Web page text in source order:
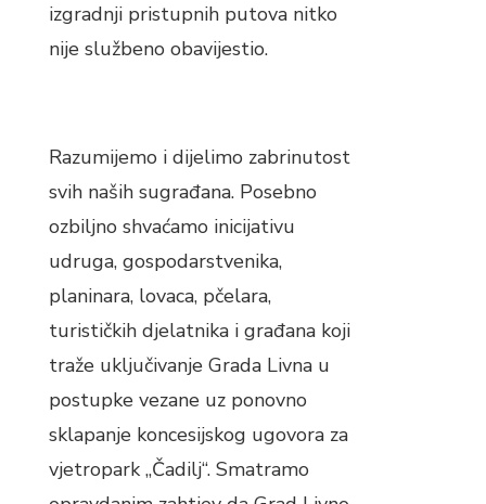
izgradnji pristupnih putova nitko
nije službeno obavijestio.
Razumijemo i dijelimo zabrinutost
svih naših sugrađana. Posebno
ozbiljno shvaćamo inicijativu
udruga, gospodarstvenika,
planinara, lovaca, pčelara,
turističkih djelatnika i građana koji
traže uključivanje Grada Livna u
postupke vezane uz ponovno
sklapanje koncesijskog ugovora za
vjetropark „Čadilj“. Smatramo